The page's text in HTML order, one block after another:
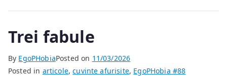
Trei fabule
By EgoPHobiaPosted on 11/03/2026
Posted in articole,cuvinte afurisite, EgoPHobia #88